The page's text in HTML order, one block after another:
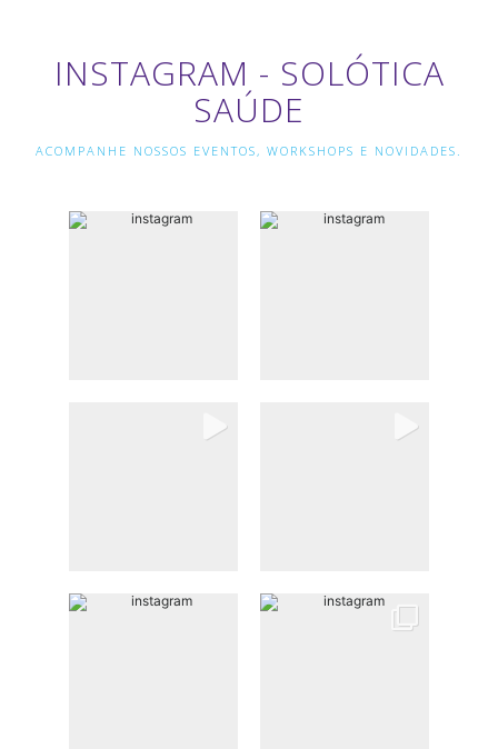
INSTAGRAM - SOLÓTICA
SAÚDE
ACOMPANHE NOSSOS EVENTOS, WORKSHOPS E NOVIDADES.